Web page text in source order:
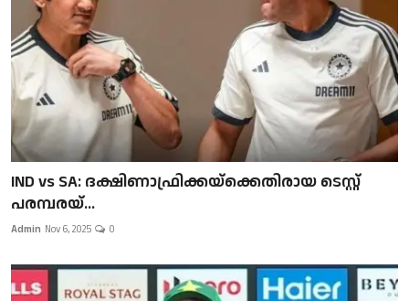
IND vs SA: ദക്ഷിണാഫ്രിക്കയ്‌ക്കെതിരായ ടെസ്റ്റ്
പരമ്പരയ്...
Admin Nov 6, 2025 0